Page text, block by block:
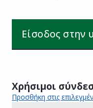
Είσοδος στην
Χρήσιμοι
Προσθήκη στις